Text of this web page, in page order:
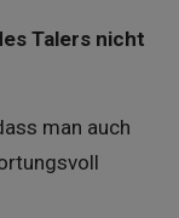
Talers nicht
man auch